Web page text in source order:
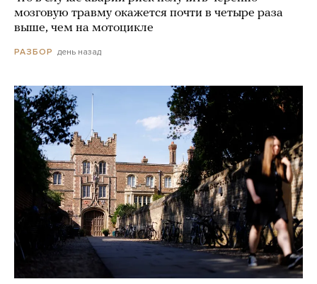
мозговую травму окажется почти в четыре раза
выше, чем на мотоцикле
РАЗБОР день назад